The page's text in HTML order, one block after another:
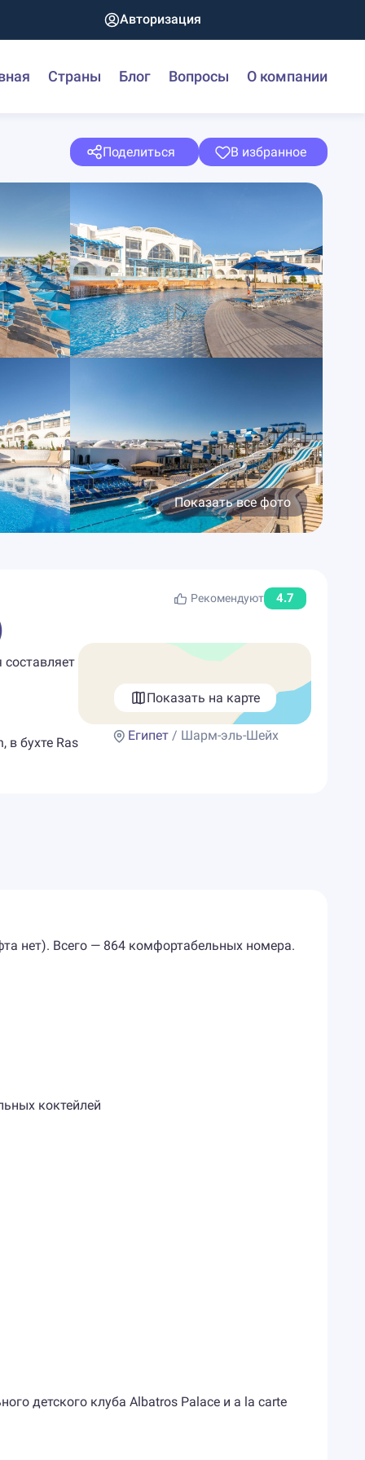
Авторизация
Страны Блог Вопросы О компании
Поделиться В избранное
Показать все фото
Рекомендуют 4.7
в бухте Ras
Показать на карте
Египет / Шарм-эль-Шейх
нет). Всего — 864 комфортабельных номера.
коктейлей
детского клуба Albatros Palace и a la carte